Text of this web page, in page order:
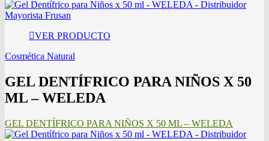
VER PRODUCTO
Cosmética Natural
GEL DENTÍFRICO PARA NIÑOS X 50
ML – WELEDA
GEL DENTÍFRICO PARA NIÑOS X 50 ML – WELEDA